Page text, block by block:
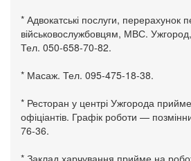
* Адвокатські послуги, перерахунок
військовослужбовцям, МВС.
Тел. 050-658-70-82.
* Масаж. Тел. 095-475-18-38.
* Ресторан у центрі Ужгорода
офіціантів. Графік роботи —
76-36.